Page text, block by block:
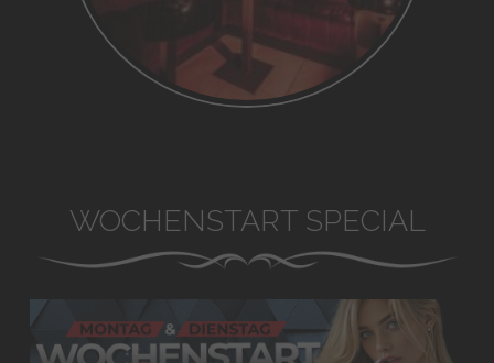
WOCHENSTART SPECIAL